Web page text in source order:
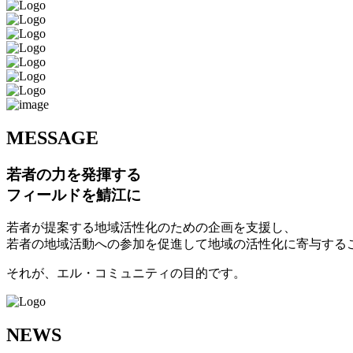
MESSAGE
若者の力を発揮する
フィールドを鯖江に
若者が提案する地域活性化のための企画を支援し、
若者の地域活動への参加を促進して地域の活性化に寄与する
それが、エル・コミュニティの目的です。
NEWS